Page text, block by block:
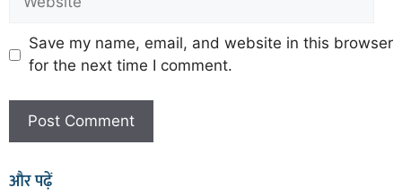
Save my name, email, and website in this browser
for the next time I comment.
और पढ़ें